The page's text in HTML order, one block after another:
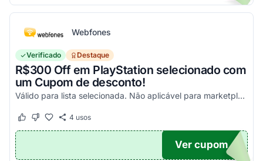
Webfones
Verificado Destaque
R$300 Off em PlayStation selecionado com
um Cupom de desconto!
Válido para lista selecionada. Não aplicável para marketplace. Aproveite!
Este cupom funcionou
Este cupom não funcionou
4 usos
FF
Ver cupom